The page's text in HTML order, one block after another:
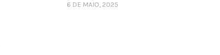
6 DE MAIO, 2025